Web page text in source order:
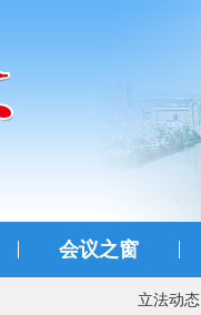
会议之窗
立法动态